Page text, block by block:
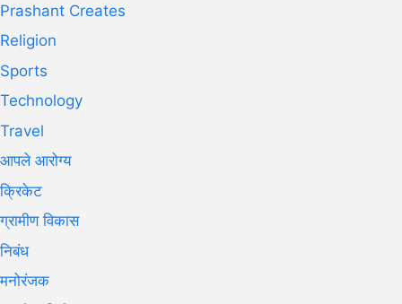
Prashant Creates
Religion
Sports
Technology
Travel
आपले आरोग्य
क्रिकेट
ग्रामीण विकास
निबंध
मनोरंजक